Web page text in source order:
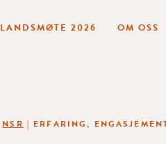
LANDSMØTE 2026 OM OSS
NSR | ERFARING,